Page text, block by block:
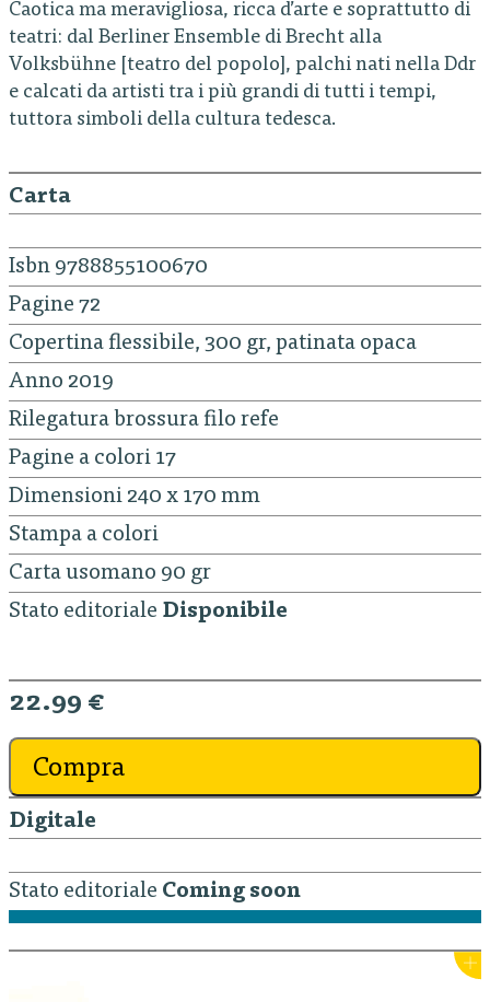
Caotica ma meravigliosa, ricca d’arte e soprattutto di
teatri: dal Berliner Ensemble di Brecht alla
Volksbühne [teatro del popolo], palchi nati nella Ddr
e calcati da artisti tra i più grandi di tutti i tempi,
tuttora simboli della cultura tedesca.
Carta
Isbn 9788855100670
Pagine 72
Copertina flessibile, 300 gr, patinata opaca
Anno 2019
Rilegatura brossura filo refe
Pagine a colori 17
Dimensioni 240 x 170 mm
Stampa a colori
Carta usomano 90 gr
Stato editoriale Disponibile
22.99 €
Compra
Digitale
Stato editoriale Coming soon